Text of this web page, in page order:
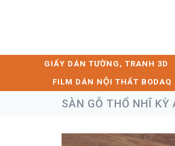
GIẤY DÁN TƯỜNG, TRANH 3D
FILM DÁN NỘI THẤT BODAQ
SÀN GỖ THỔ NHĨ KỲ